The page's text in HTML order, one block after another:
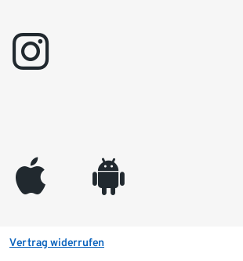
instagram
appleinc android
Vertrag widerrufen